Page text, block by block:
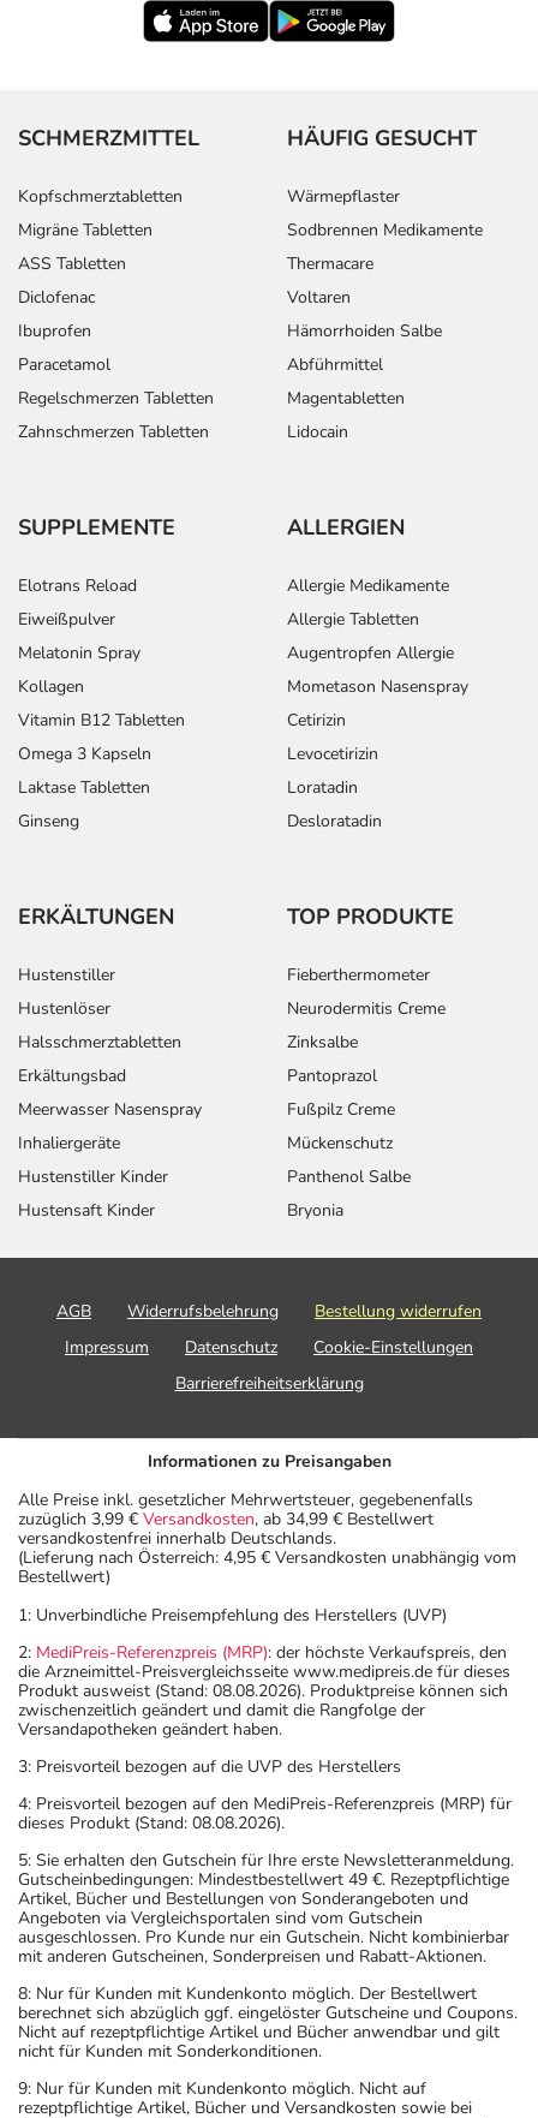
SCHMERZMITTEL
Kopfschmerztabletten
Migräne Tabletten
ASS Tabletten
Diclofenac
Ibuprofen
Paracetamol
Regelschmerzen Tabletten
Zahnschmerzen Tabletten
HÄUFIG GESUCHT
Wärmepflaster
Sodbrennen Medikamente
Thermacare
Voltaren
Hämorrhoiden Salbe
Abführmittel
Magentabletten
Lidocain
SUPPLEMENTE
Elotrans Reload
Eiweißpulver
Melatonin Spray
Kollagen
Vitamin B12 Tabletten
Omega 3 Kapseln
Laktase Tabletten
Ginseng
ALLERGIEN
Allergie Medikamente
Allergie Tabletten
Augentropfen Allergie
Mometason Nasenspray
Cetirizin
Levocetirizin
Loratadin
Desloratadin
ERKÄLTUNGEN
Hustenstiller
Hustenlöser
Halsschmerztabletten
Erkältungsbad
Meerwasser Nasenspray
Inhaliergeräte
Hustenstiller Kinder
Hustensaft Kinder
TOP PRODUKTE
Fieberthermometer
Neurodermitis Creme
Zinksalbe
Pantoprazol
Fußpilz Creme
Mückenschutz
Panthenol Salbe
Bryonia
AGB Widerrufsbelehrung
Bestellung widerrufen
Impressum
Datenschutz
Cookie-Einstellungen
Barrierefreiheitserklärung
Informationen zu Preisangaben
Alle Preise inkl. gesetzlicher Mehrwertsteuer, gegebenenfalls
zuzüglich 3,99 € Versandkosten, ab 34,99 € Bestellwert
versandkostenfrei innerhalb Deutschlands.
(Lieferung nach Österreich: 4,95 € Versandkosten unabhängig vom
Bestellwert)
1: Unverbindliche Preisempfehlung des Herstellers (UVP)
2: MediPreis-Referenzpreis (MRP): der höchste Verkaufspreis, den
die Arzneimittel-Preisvergleichsseite www.medipreis.de für dieses
Produkt ausweist (Stand: 08.08.2026). Produktpreise können sich
zwischenzeitlich geändert und damit die Rangfolge der
Versandapotheken geändert haben.
3: Preisvorteil bezogen auf die UVP des Herstellers
4: Preisvorteil bezogen auf den MediPreis-Referenzpreis (MRP) für
dieses Produkt (Stand: 08.08.2026).
5: Sie erhalten den Gutschein für Ihre erste Newsletteranmeldung.
Gutscheinbedingungen: Mindestbestellwert 49 €. Rezeptpflichtige
Artikel, Bücher und Bestellungen von Sonderangeboten und
Angeboten via Vergleichsportalen sind vom Gutschein
ausgeschlossen. Pro Kunde nur ein Gutschein. Nicht kombinierbar
mit anderen Gutscheinen, Sonderpreisen und Rabatt-Aktionen.
8: Nur für Kunden mit Kundenkonto möglich. Der Bestellwert
berechnet sich abzüglich ggf. eingelöster Gutscheine und Coupons.
Nicht auf rezeptpflichtige Artikel und Bücher anwendbar und gilt
nicht für Kunden mit Sonderkonditionen.
9: Nur für Kunden mit Kundenkonto möglich. Nicht auf
rezeptpflichtige Artikel, Bücher und Versandkosten sowie bei